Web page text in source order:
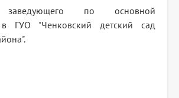
заведующего по основной
в ГУО "Ченковский детский сад